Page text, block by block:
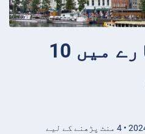
ڈنمارک کے بارے میں 10